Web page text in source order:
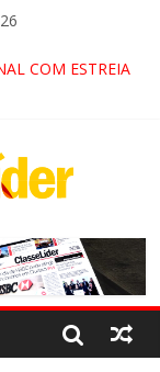
COM ESTREIA
NO FIM
NA RETA FINAL